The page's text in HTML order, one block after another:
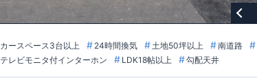
​住宅品質を担保しながらも
コストパフォーマンスの高
「ここまでやってこの価格」をぜひ体験してください
カースペース3台以上 24時間換気 土地50坪以上 南道路
テレビモニタ付インターホン
LDK18帖以上 勾配天井